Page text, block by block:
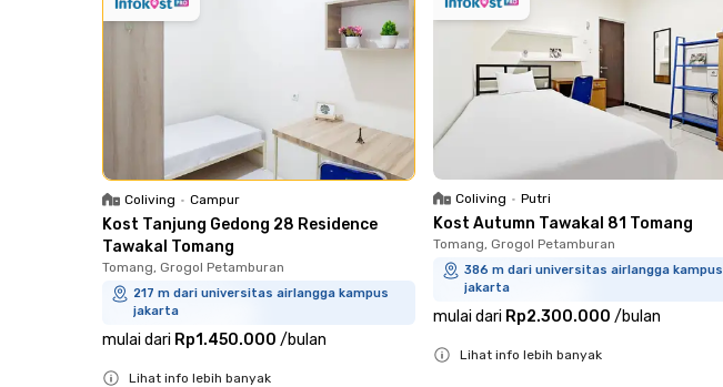
Coliving • Campur
Kost Tanjung Gedong 28 Residence
Tawakal Tomang
Tomang, Grogol Petamburan
217 m dari universitas airlangga kampus
jakarta
mulai dari Rp1.450.000 /bulan
Lihat info lebih banyak
Coliving • Putri
Kost Autumn Tawakal 81 Tomang
Tomang, Grogol Petamburan
386 m dari universitas airlangga kampus
jakarta
mulai dari Rp2.300.000 /bulan
Lihat info lebih banyak